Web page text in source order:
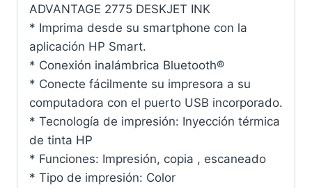
ADVANTAGE 2775 DESKJET INK
* Imprima desde su smartphone con la
aplicación HP Smart.
* Conexión inalámbrica Bluetooth®
* Conecte fácilmente su impresora a su
computadora con el puerto USB incorporado.
* Tecnología de impresión: Inyección térmica
de tinta HP
* Funciones: Impresión, copia , escaneado
* Tipo de impresión: Color